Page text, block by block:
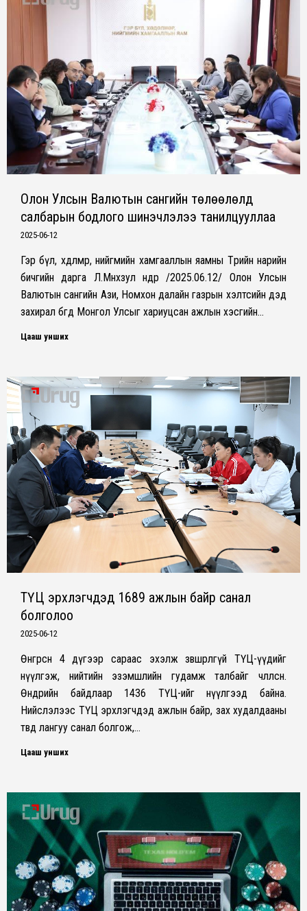
Олон Улсын Валютын сангийн төлөөлөлд
салбарын бодлого шинэчлэлээ танилцууллаа
2025-06-12
Гэр бүл, хөдөлмөр, нийгмийн хамгааллын яамны Төрийн нарийн
бичгийн дарга Л.Мөнхзул өнөөдөр /2025.06.12/ Олон Улсын
Валютын сангийн Ази, Номхон далайн газрын хэлтсийн дэд
захирал бөгөөд Монгол Улсыг хариуцсан ажлын хэсгийн…
Цааш унших
ТҮЦ эрхлэгчдэд 1689 ажлын байр санал
болголоо
2025-06-12
Өнгөрсөн 4 дүгээр сараас эхэлж зөвшөөрөлгүй ТҮЦ-үүдийг
нүүлгэж, нийтийн эзэмшлийн гудамж талбайг чөлөөлсөн.
Өнөөдрийн байдлаар 1436 ТҮЦ-ийг нүүлгээд байна.
Нийслэлээс ТҮЦ эрхлэгчдэд ажлын байр, зах худалдааны
төвд лангуу санал болгож,…
Цааш унших